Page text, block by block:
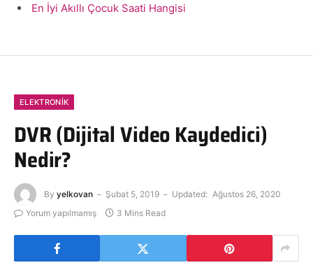
En İyi Akıllı Çocuk Saati Hangisi
ELEKTRONIK
DVR (Dijital Video Kaydedici)
Nedir?
By yelkovan Şubat 5, 2019 Updated: Ağustos 26, 2020
Yorum yapılmamış
3 Mins Read